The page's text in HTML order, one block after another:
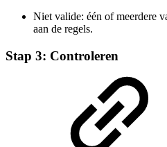
Niet valide: één of meerdere
aan de regels.
Stap 3: Controleren